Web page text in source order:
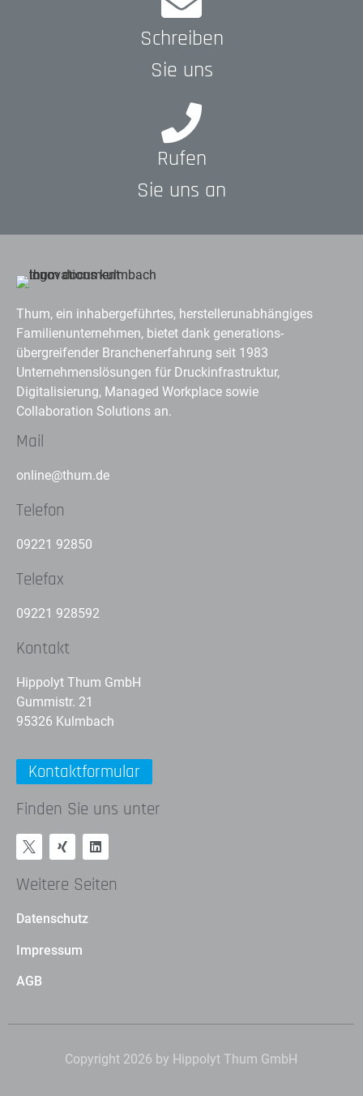
Schreiben
Sie uns
Rufen
Sie uns an
Thum, ein inhabergeführtes, herstellerunabhängiges
Familienunternehmen, bietet dank generations-
übergreifender Branchenerfahrung seit 1983
Unternehmenslösungen für Druckinfrastruktur,
Digitalisierung, Managed Workplace sowie
Collaboration Solutions an.
Mail
online@thum.de
Telefon
09221 92850
Telefax
09221 928592
Kontakt
Hippolyt Thum GmbH
Gummistr. 21
95326 Kulmbach
Kontaktformular
Finden Sie uns unter
Weitere Seiten
Datenschutz
Impressum
AGB
Copyright 2026 by Hippolyt Thum GmbH